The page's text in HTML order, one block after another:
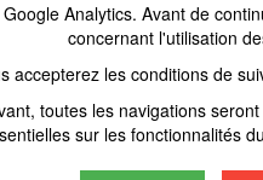
Analytics. Avant de
concernant l'utilisation
accepterez les conditions de
toutes les navigations
sur les fonctionnalités